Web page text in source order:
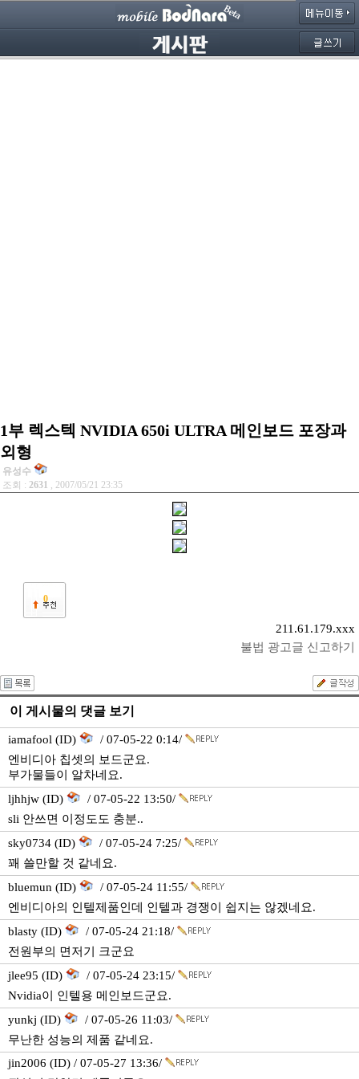
1부 렉스텍 NVIDIA 650i ULTRA 메인보드 포장과
외형
유성수
조회 : 2631 , 2007/05/21 23:35
0
211.61.179.xxx
불법 광고글 신고하기
이 게시물의 댓글 보기
iamafool (ID)
/ 07-05-22 0:14/
엔비디아 칩셋의 보드군요.
부가물들이 알차네요.
ljhhjw (ID)
/ 07-05-22 13:50/
sli 안쓰면 이정도도 충분..
sky0734 (ID)
/ 07-05-24 7:25/
꽤 쓸만할 것 같네요.
bluemun (ID)
/ 07-05-24 11:55/
엔비디아의 인텔제품인데 인텔과 경쟁이 쉽지는 않겠네요.
blasty (ID)
/ 07-05-24 21:18/
전원부의 면저기 크군요
jlee95 (ID)
/ 07-05-24 23:15/
Nvidia이 인텔용 메인보드군요.
yunkj (ID)
/ 07-05-26 11:03/
무난한 성능의 제품 같네요.
jin2006 (ID) / 07-05-27 13:36/